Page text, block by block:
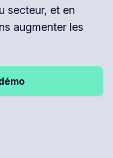
secteur, et en
augmenter les